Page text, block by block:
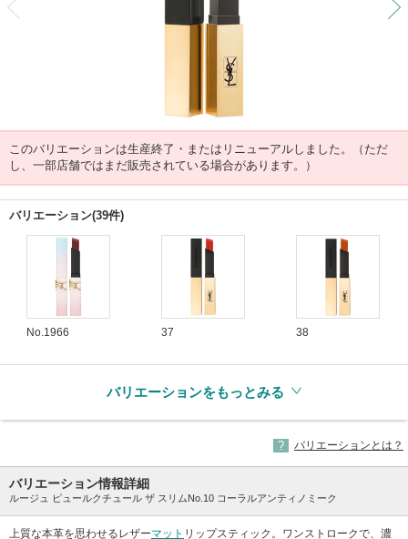
このバリエーションは生産終了・またはリニューアルしました。（ただ
し、一部店舗ではまだ販売されている場合があります。）
バリエーション(39件)
No.1966 37 38
バリエーションをもっとみる
バリエーションとは？
バリエーション情報詳細
ルージュ ピュールクチュール ザ スリムNo.10 コーラルアンティノミーク
上質な本革を思わせるレザーマット リップスティック。ワンストロークで、濃